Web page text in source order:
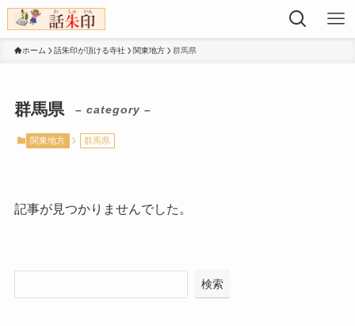
ホーム 話朱印が頂ける寺社 関東地方 群馬県
群馬県 – category –
関東地方 群馬県
記事が見つかりませんでした。
検索